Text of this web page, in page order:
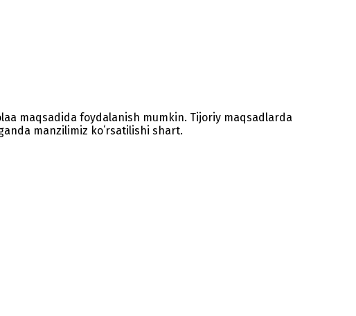
maqsadida foydalanish mumkin. Tijoriy maqsadlarda
manzilimiz koʻrsatilishi shart.